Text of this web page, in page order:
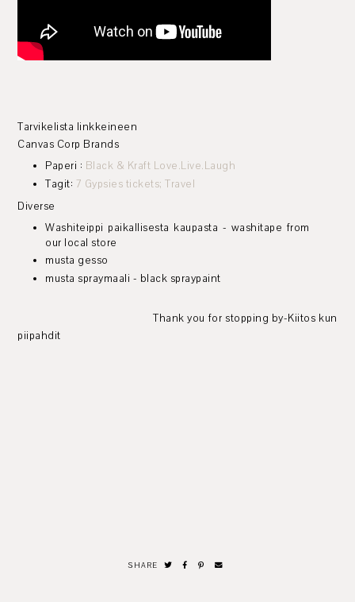
Tarvikelista linkkeineen
Canvas Corp Brands
Paperi : Black & Kraft Love.Live.Laugh
Tagit: 7 Gypsies tickets; Travel
Diverse
Washiteippi paikallisesta kaupasta - washitape from
our local store
musta gesso
musta spraymaali - black spraypaint
Thank you for stopping by-Kiitos kun
piipahdit
SHARE